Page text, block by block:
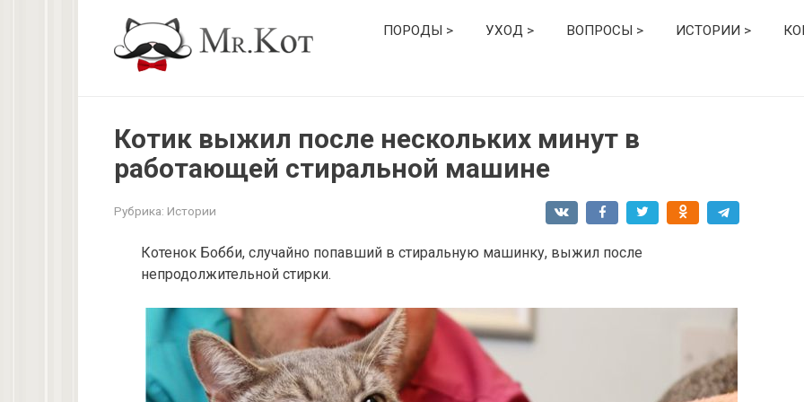
ПОРОДЫ > УХОД > ВОПРОСЫ > ИСТОРИИ >
Котик выжил после нескольких минут в
работающей стиральной машине
Рубрика: Истории
Котенок Бобби, случайно попавший в стиральную машинку, выжил после
непродолжительной стирки.